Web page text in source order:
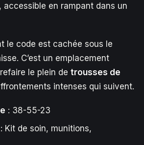
accessible en rampant dans un
le code est cachée sous le
C’est un emplacement
le plein de trousses de
intenses qui suivent.
: 38-55-23
: Kit de soin, munitions,